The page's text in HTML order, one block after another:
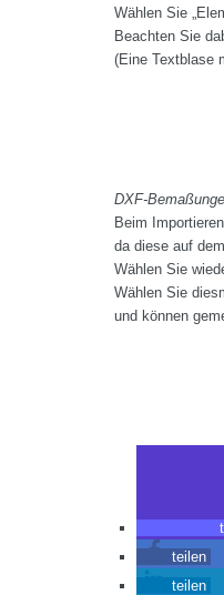
Wählen Sie
Beachten Sie
(Eine Textblase
DXF-
Beim
da diese auf
Wählen Sie
Wählen Sie
und können
teilen
teilen